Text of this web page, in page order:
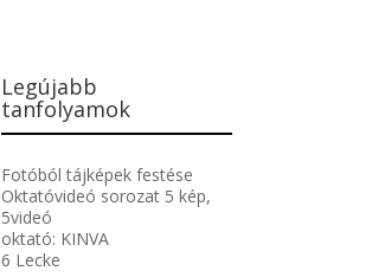
Legújabb
tanfolyamok
Fotóból tájképek festése
Oktatóvideó sorozat 5 kép,
5videó
oktató: KINVA
6 Lecke